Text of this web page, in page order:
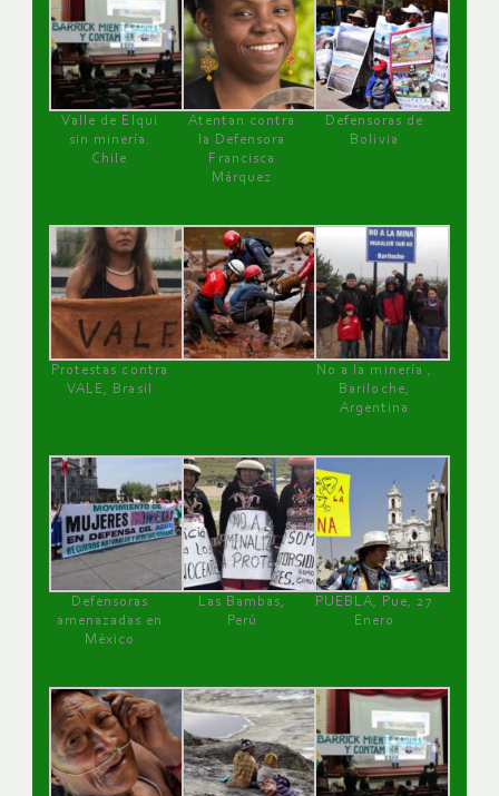
Valle de Elqui
sin minería.
Chile
Atentan contra
la Defensora
Francisca
Márquez
Defensoras de
Bolivia
Protestas contra
VALE, Brasil
No a la minería ,
Bariloche,
Argentina
Defensoras
amenazadas en
México
Las Bambas,
Perú
PUEBLA, Pue, 27
Enero